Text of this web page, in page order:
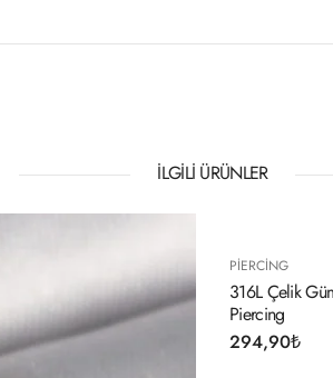
İLGILI ÜRÜNLER
316L Çelik Gümüş Renk Zirkon Taşlı Çiçek Tragus
Piercing
294,90₺